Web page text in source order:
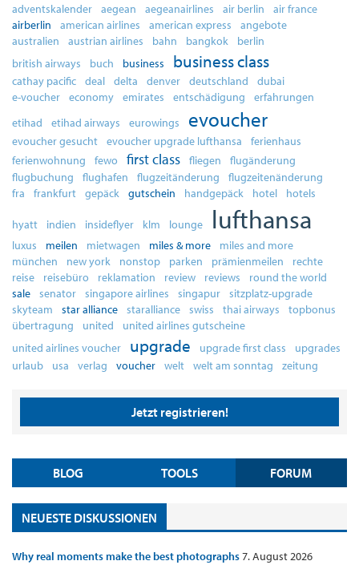
adventskalender aegean aegeanairlines air berlin
air france
airberlin
american airlines american express
angebote
australien
austrian airlines bahn bangkok
berlin
british airways
buch business business class
cathay pacific deal delta denver deutschland
dubai
e-voucher
economy emirates entschädigung
erfahrungen
etihad
etihad airways eurowings evoucher
evoucher gesucht evoucher upgrade lufthansa
ferienhaus
ferienwohnung
fewo first class fliegen
flugänderung
flugbuchung
flughafen flugzeitänderung
flugzeitenänderung
fra
frankfurt gepäck gutschein handgepäck hotel hotels
hyatt indien insideflyer klm lounge lufthansa
luxus meilen mietwagen miles & more
miles and more
münchen
new york nonstop parken prämienmeilen
rechte
reise
reisebüro reklamation review reviews
round the world
sale
senator singapore airlines singapur
sitzplatz-upgrade
skyteam
star alliance staralliance swiss thai airways
topbonus
übertragung
united
united airlines gutscheine
united airlines voucher
upgrade upgrade first class
upgrades
urlaub
usa verlag voucher welt welt am sonntag zeitung
Jetzt registrieren!
BLOG TOOLS FORUM
NEUESTE DISKUSSIONEN
Why real moments make the best photographs7. August 2026